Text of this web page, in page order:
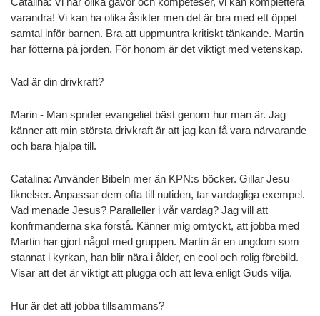
varandra! Vi kan ha olika åsikter men det är bra med ett öppet
samtal inför barnen. Bra att uppmuntra kritiskt tänkande. Martin
har fötterna på jorden. För honom är det viktigt med vetenskap.
Vad är din drivkraft?
Marin - Man sprider evangeliet bäst genom hur man är. Jag
känner att min största drivkraft är att jag kan få vara närvarande
och bara hjälpa till.
Catalina: Använder Bibeln mer än KPN:s böcker. Gillar Jesu
liknelser. Anpassar dem ofta till nutiden, tar vardagliga exempel.
Vad menade Jesus? Paralleller i vår vardag? Jag vill att
konfrmanderna ska förstå. Känner mig omtyckt, att jobba med
Martin har gjort något med gruppen. Martin är en ungdom som
stannat i kyrkan, han blir nära i ålder, en cool och rolig förebild.
Visar att det är viktigt att plugga och att leva enligt Guds vilja.
Hur är det att jobba tillsammans?